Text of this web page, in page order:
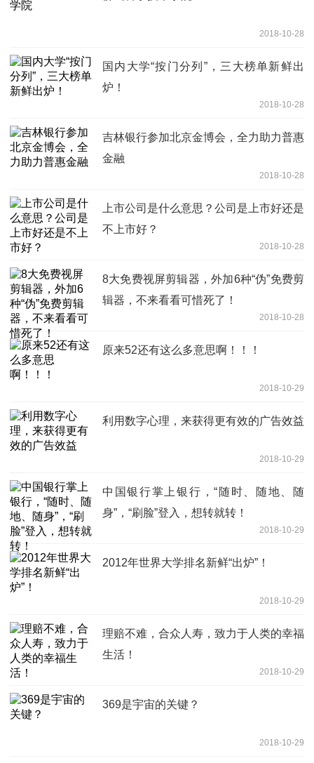
2018-10-28
国内大学“按门分列”，三大榜单新鲜出
炉！
2018-10-28
吉林银行参加北京金博会，全力助力普惠
金融
2018-10-28
上市公司是什么意思？公司是上市好还是
不上市好？
2018-10-28
8大免费视屏剪辑器，外加6种“伪”免费剪
辑器，不来看看可惜死了！
2018-10-28
原来52还有这么多意思啊！！！
2018-10-29
利用数字心理，来获得更有效的广告效益
2018-10-29
中国银行掌上银行，“随时、随地、随
身”，“刷脸”登入，想转就转！
2018-10-29
2012年世界大学排名新鲜“出炉”！
2018-10-29
理赔不难，合众人寿，致力于人类的幸福
生活！
2018-10-29
369是宇宙的关键？
2018-10-29